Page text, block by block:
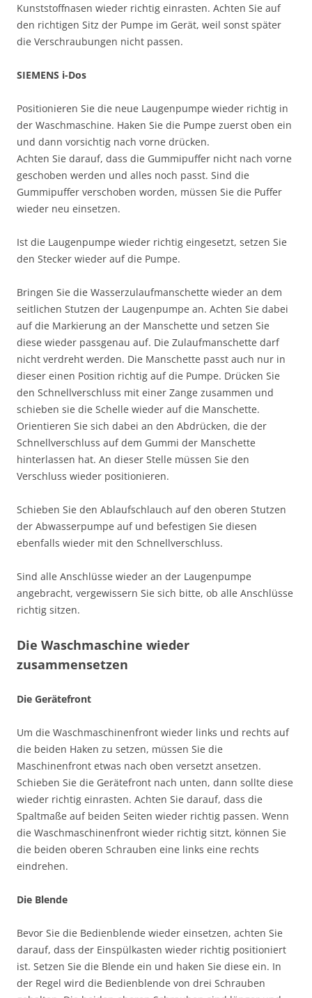
Kunststoffnasen wieder richtig einrasten. Achten Sie auf
den richtigen Sitz der Pumpe im Gerät, weil sonst später
die Verschraubungen nicht passen.
SIEMENS i-Dos
Positionieren Sie die neue Laugenpumpe wieder richtig in
der Waschmaschine. Haken Sie die Pumpe zuerst oben ein
und dann vorsichtig nach vorne drücken.
Achten Sie darauf, dass die Gummipuffer nicht nach vorne
geschoben werden und alles noch passt. Sind die
Gummipuffer verschoben worden, müssen Sie die Puffer
wieder neu einsetzen.
Ist die Laugenpumpe wieder richtig eingesetzt, setzen Sie
den Stecker wieder auf die Pumpe.
Bringen Sie die Wasserzulaufmanschette wieder an dem
seitlichen Stutzen der Laugenpumpe an. Achten Sie dabei
auf die Markierung an der Manschette und setzen Sie
diese wieder passgenau auf. Die Zulaufmanschette darf
nicht verdreht werden. Die Manschette passt auch nur in
dieser einen Position richtig auf die Pumpe. Drücken Sie
den Schnellverschluss mit einer Zange zusammen und
schieben sie die Schelle wieder auf die Manschette.
Orientieren Sie sich dabei an den Abdrücken, die der
Schnellverschluss auf dem Gummi der Manschette
hinterlassen hat. An dieser Stelle müssen Sie den
Verschluss wieder positionieren.
Schieben Sie den Ablaufschlauch auf den oberen Stutzen
der Abwasserpumpe auf und befestigen Sie diesen
ebenfalls wieder mit den Schnellverschluss.
Sind alle Anschlüsse wieder an der Laugenpumpe
angebracht, vergewissern Sie sich bitte, ob alle Anschlüsse
richtig sitzen.
Die Waschmaschine wieder
zusammensetzen
Die Gerätefront
Um die Waschmaschinenfront wieder links und rechts auf
die beiden Haken zu setzen, müssen Sie die
Maschinenfront etwas nach oben versetzt ansetzen.
Schieben Sie die Gerätefront nach unten, dann sollte diese
wieder richtig einrasten. Achten Sie darauf, dass die
Spaltmaße auf beiden Seiten wieder richtig passen. Wenn
die Waschmaschinenfront wieder richtig sitzt, können Sie
die beiden oberen Schrauben eine links eine rechts
eindrehen.
Die Blende
Bevor Sie die Bedienblende wieder einsetzen, achten Sie
darauf, dass der Einspülkasten wieder richtig positioniert
ist. Setzen Sie die Blende ein und haken Sie diese ein. In
der Regel wird die Bedienblende von drei Schrauben